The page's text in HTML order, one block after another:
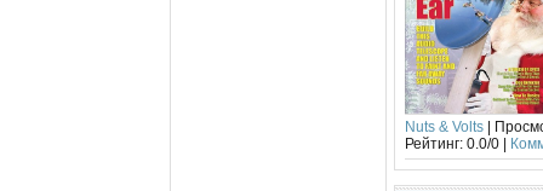
Nuts & Volts |
Рейтинг: 0.0/0 |